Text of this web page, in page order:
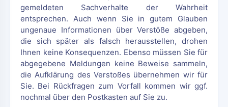
gemeldeten Sachverhalte der Wahrheit
entsprechen. Auch wenn Sie in gutem Glauben
ungenaue Informationen über Verstöße abgeben,
die sich später als falsch herausstellen, drohen
Ihnen keine Konsequenzen. Ebenso müssen Sie für
abgegebene Meldungen keine Beweise sammeln,
die Aufklärung des Verstoßes übernehmen wir für
Sie. Bei Rückfragen zum Vorfall kommen wir ggf.
nochmal über den Postkasten auf Sie zu.